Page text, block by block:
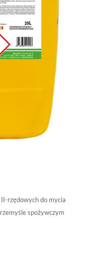
rzędowych do mycia
spożywczym